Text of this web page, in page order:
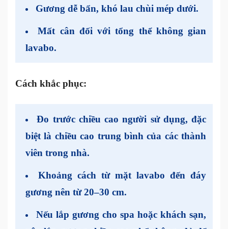
Gương dễ bẩn, khó lau chùi mép dưới.
Mất cân đối với tổng thể không gian
lavabo.
Cách khắc phục:
Đo trước chiều cao người sử dụng, đặc
biệt là chiều cao trung bình của các thành
viên trong nhà.
Khoảng cách từ mặt lavabo đến đáy
gương nên từ 20–30 cm.
Nếu lắp gương cho spa hoặc khách sạn,